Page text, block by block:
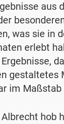
aus
was sie in
erlebt
gestaltetes
im Maßstab
hob